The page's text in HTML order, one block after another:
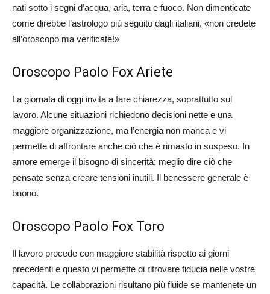
nati sotto i segni d’acqua, aria, terra e fuoco. Non dimenticate
come direbbe l’astrologo più seguito dagli italiani, «non credete
all’oroscopo ma verificate!»
Oroscopo Paolo Fox Ariete
La giornata di oggi invita a fare chiarezza, soprattutto sul
lavoro. Alcune situazioni richiedono decisioni nette e una
maggiore organizzazione, ma l’energia non manca e vi
permette di affrontare anche ciò che è rimasto in sospeso. In
amore emerge il bisogno di sincerità: meglio dire ciò che
pensate senza creare tensioni inutili. Il benessere generale è
buono.
Oroscopo Paolo Fox Toro
Il lavoro procede con maggiore stabilità rispetto ai giorni
precedenti e questo vi permette di ritrovare fiducia nelle vostre
capacità. Le collaborazioni risultano più fluide se mantenete un